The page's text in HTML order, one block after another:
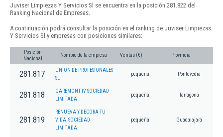
Juviser Limpiezas Y Servicios Sl se encuentra en la posición 281.822 del
Ranking Nacional de Empresas.
A continuación podrá consultar la posición en el ranking de Juviser Limpiezas
Y Servicios Sl y empresas con posiciones similares:
Posición
Nacional
Nombre de la empresa Ventas (€) Provincia
281.817
UNION DE PROFESIONALES
SL
pequeña Pontevedra
281.818
GAREMONT IV SOCIEDAD
LIMITADA
pequeña Tarragona
281.819
RENUEVA Y DECORA TU
VIDA, SOCIEDAD
LIMITADA.
pequeña Guadalajara